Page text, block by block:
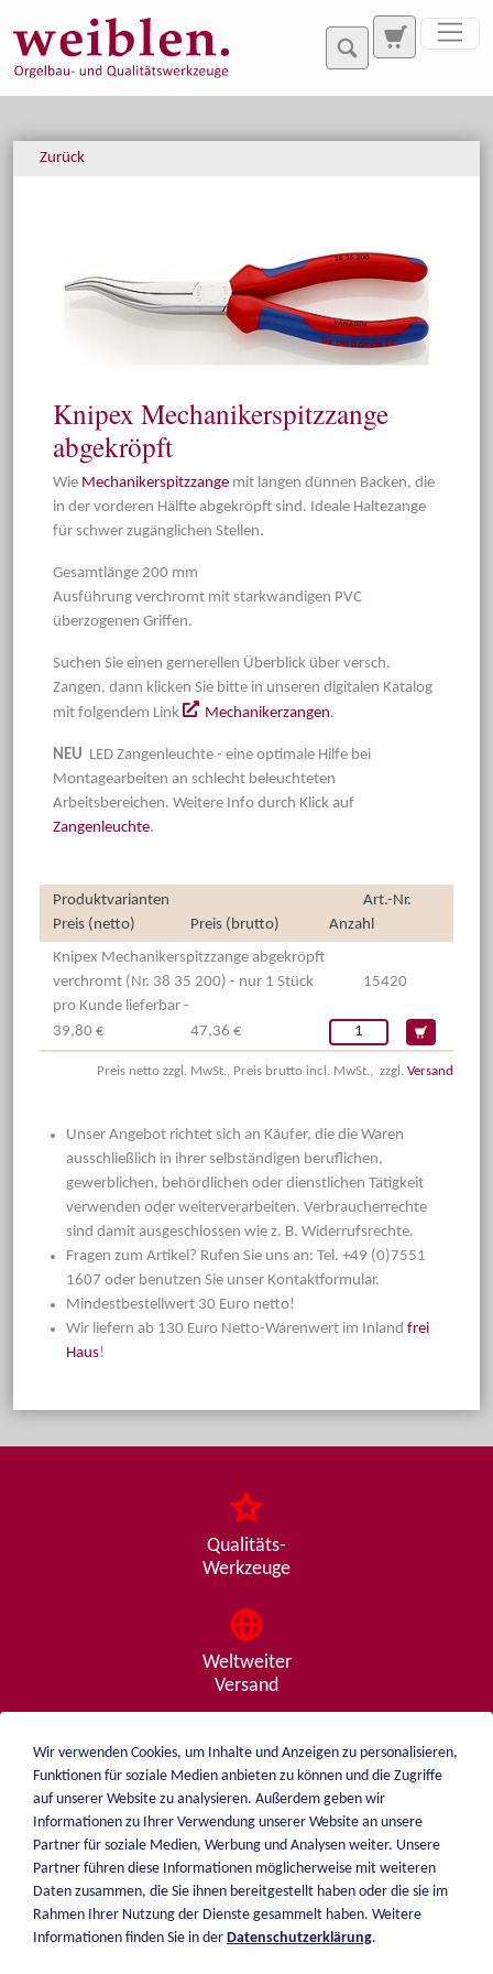
Zurück
Knipex Mechanikerspitzzange
abgekröpft
Wie Mechanikerspitzzange mit langen dünnen Backen, die
in der vorderen Hälfte abgekröpft sind. Ideale Haltezange
für schwer zugänglichen Stellen.
Gesamtlänge 200 mm
Ausführung verchromt mit starkwandigen PVC
überzogenen Griffen.
Suchen Sie einen gernerellen Überblick über versch.
Zangen, dann klicken Sie bitte in unseren digitalen Katalog
mit folgendem Link
Mechanikerzangen.
NEU LED Zangenleuchte - eine optimale Hilfe bei
Montagearbeiten an schlecht beleuchteten
Arbeitsbereichen. Weitere Info durch Klick auf
Zangenleuchte.
Produktvarianten
Art.-Nr.
Preis (netto)
Preis (brutto)
Anzahl
Knipex Mechanikerspitzzange abgekröpft
verchromt (Nr. 38 35 200) - nur 1 Stück
pro Kunde lieferbar -
15420
39,80 € 47,36 €
Preis netto zzgl. MwSt., Preis brutto incl. MwSt., zzgl. Versand
Unser Angebot richtet sich an Käufer, die die Waren
ausschließlich in ihrer selbständigen beruflichen,
gewerblichen, behördlichen oder dienstlichen Tätigkeit
verwenden oder weiterverarbeiten. Verbraucherrechte
sind damit ausgeschlossen wie z. B. Widerrufsrechte.
Fragen zum Artikel? Rufen Sie uns an: Tel. +49 (0)7551
1607 oder benutzen Sie unser Kontaktformular.
Mindestbestellwert 30 Euro netto!
Wir liefern ab 130 Euro Netto-Warenwert im Inland frei
Haus!
Qualitäts-
Werkzeuge
Weltweiter
Versand
Beratung
von A - Z
weiblen.
+49 (0)7551 1607
Über mich
Katalog
Wir verwenden Cookies, um Inhalte und Anzeigen zu personalisieren,
Funktionen für soziale Medien anbieten zu können und die Zugriffe
auf unserer Website zu analysieren. Außerdem geben wir
Informationen zu Ihrer Verwendung unserer Website an unsere
Partner für soziale Medien, Werbung und Analysen weiter. Unsere
Partner führen diese Informationen möglicherweise mit weiteren
Daten zusammen, die Sie ihnen bereitgestellt haben oder die sie im
Rahmen Ihrer Nutzung der Dienste gesammelt haben. Weitere
Informationen finden Sie in der Datenschutzerklärung.